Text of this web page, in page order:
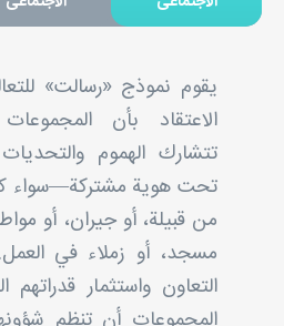
يقوم نموذج «رسالت»
الاعتقاد بأن
تتشارك الهموم
تحت هوية مشتركة—سواء
من قبيلة، أو جيران، أو
مسجد، أو زملاء في
التعاون واستثمار قدراتهم